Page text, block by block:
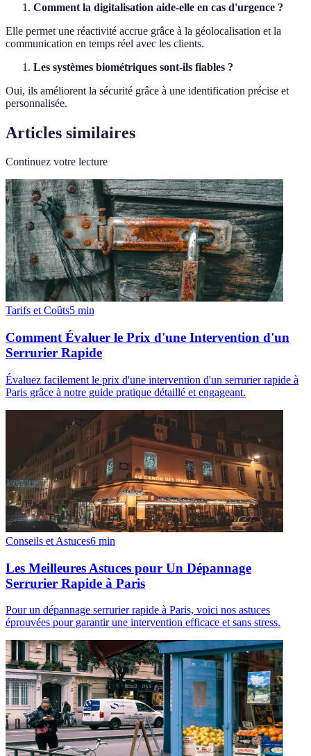
Comment la digitalisation aide-elle en cas d'urgence ?
Elle permet une réactivité accrue grâce à la géolocalisation et la
communication en temps réel avec les clients.
Les systèmes biométriques sont-ils fiables ?
Oui, ils améliorent la sécurité grâce à une identification précise et
personnalisée.
Articles similaires
Continuez votre lecture
Tarifs et Coûts5 min
Comment Évaluer le Prix d'une Intervention d'un
Serrurier Rapide
Évaluez facilement le prix d'une intervention d'un serrurier rapide à
Paris grâce à notre guide pratique détaillé et engageant.
Conseils et Astuces6 min
Les Meilleures Astuces pour Un Dépannage
Serrurier Rapide à Paris
Pour un dépannage serrurier rapide à Paris, voici nos astuces
éprouvées pour garantir une intervention efficace et sans stress.